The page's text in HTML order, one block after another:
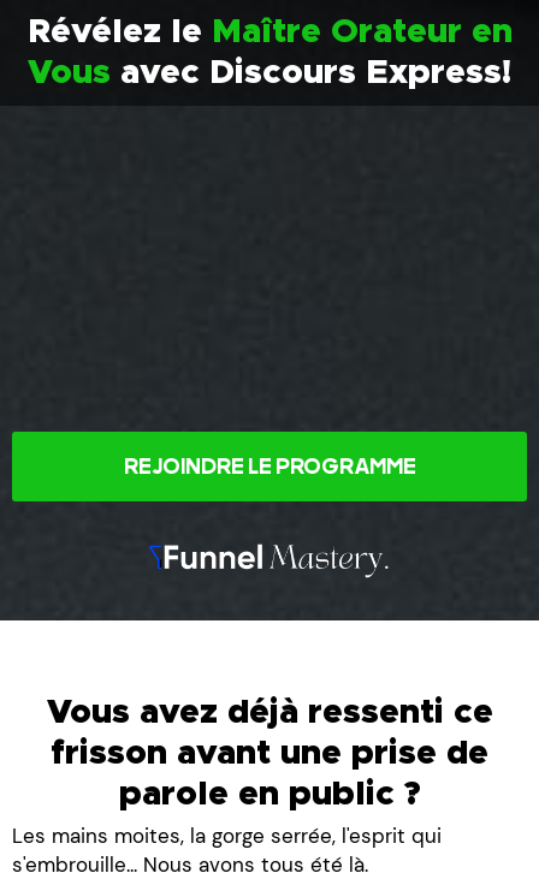
Révélez le Maître Orateur en
Vous avec Discours Express!
REJOINDRE LE PROGRAMME
Vous avez déjà ressenti ce
frisson avant une prise de
parole en public ?
Les mains moites, la gorge serrée, l'esprit qui
s'embrouille... Nous avons tous été là.